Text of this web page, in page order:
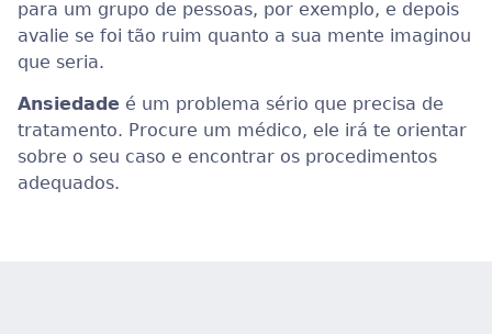
para um grupo de pessoas, por exemplo, e depois
avalie se foi tão ruim quanto a sua mente imaginou
que seria.
Ansiedade é um problema sério que precisa de
tratamento. Procure um médico, ele irá te orientar
sobre o seu caso e encontrar os procedimentos
adequados.